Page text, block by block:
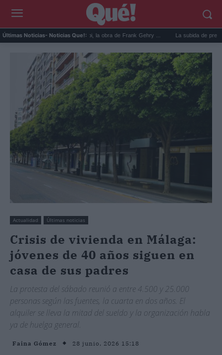
Últimas Noticias- Noticias Que!:
El Guggenheim de Abu Dabi, la obra de Frank Gehry ... La subida de precios de la
Actualidad Últimas noticias
Crisis de vivienda en Málaga:
jóvenes de 40 años siguen en
casa de sus padres
La protesta del sábado reunió a entre 4.500 y 25.000
personas según las fuentes, la cuarta en dos años. El
alquiler se lleva la mitad del sueldo y la organización habla
ya de huelga general.
Faina Gómez 28 junio, 2026 15:18